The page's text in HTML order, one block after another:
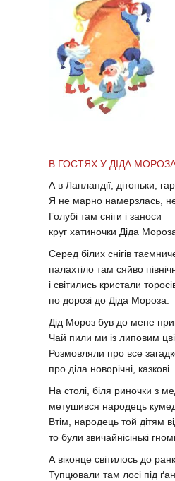
В ГОСТЯХ У ДІДА
А в Лапландії, дітоньки,
Я не марно намерзлась,
Голубі там сніги і заноси
круг хатиночки Діда
Серед білих снігів
палахтіло там сяйво
і світились кристали
по дорозі до Діда Мороза.
Дід Мороз був до мене
Чай пили ми із липовим
Розмовляли про все
про діла новорічні, казкові.
На столі, біля риночки з
метушився народець
Втім, народець той дітям
то були звичайнісінькі
А віконце світилось до
Тупцювали там лосі під